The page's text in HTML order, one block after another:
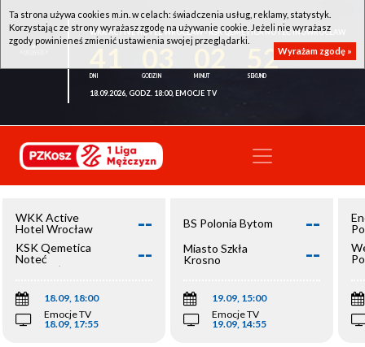
WKK ACTIVE HOTEL WROCŁAW - KSK QEMETICA NOTEĆ INOWROCŁAW
52
18.09.2026, GODZ. 18:00, EMOCJE TV
WKK Active
Hotel Wrocław
--
KSK Qemetica
Noteć
Inowrocław
--
18.09, 18:00
Emocje TV
18.09, 17:55
BS Polonia Bytom --
Miasto Szkła
Krosno
--
19.09, 15:00
Emocje TV
19.09, 14:55
Ta strona używa cookies m.in. w celach: świadczenia usług, reklamy, statystyk.
Korzystając ze strony wyrażasz zgodę na używanie cookie. Jeżeli nie wyrażasz
zgody powinieneś zmienić ustawienia swojej przeglądarki.
Wyrażam zgodę »